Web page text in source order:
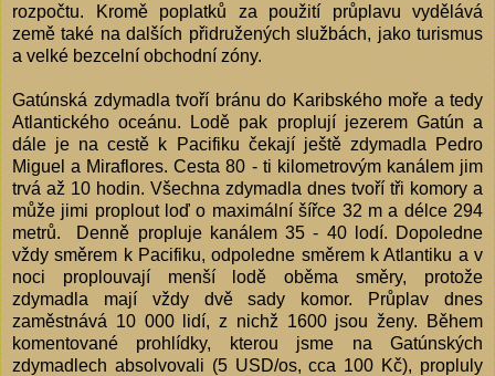
rozpočtu. Kromě poplatků za použití průplavu vydělává
země také na dalších přidružených službách, jako turismus
a velké bezcelní obchodní zóny.
Gatúnská zdymadla tvoří bránu do Karibského moře a tedy
Atlantického oceánu. Lodě pak proplují jezerem Gatún a
dále je na cestě k Pacifiku čekají ještě zdymadla Pedro
Miguel a Miraflores. Cesta 80 - ti kilometrovým kanálem jim
trvá až 10 hodin. Všechna zdymadla dnes tvoří tři komory a
může jimi proplout loď o maximální šířce 32 m a délce 294
metrů. Denně propluje kanálem 35 - 40 lodí. Dopoledne
vždy směrem k Pacifiku, odpoledne směrem k Atlantiku a v
noci proplouvají menší lodě oběma směry, protože
zdymadla mají vždy dvě sady komor. Průplav dnes
zaměstnává 10 000 lidí, z nichž 1600 jsou ženy. Během
komentované prohlídky, kterou jsme na Gatúnských
zdymadlech absolvovali (5 USD/os, cca 100 Kč), propluly